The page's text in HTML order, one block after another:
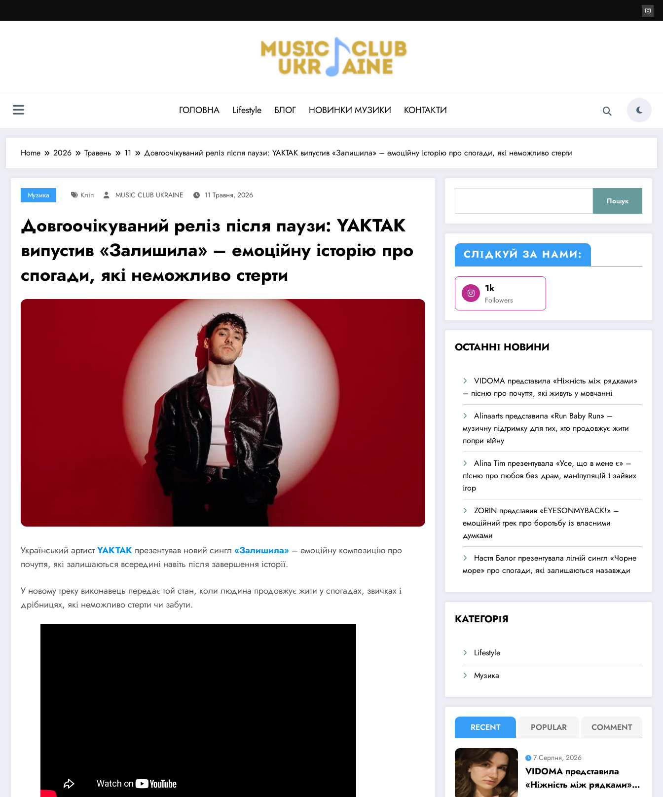
до
ГОЛОВНА Lifestyle БЛОГ НОВИНКИ МУЗИКИ КОНТАКТИ
Home 2026 Травень 11 Довгоочікуваний реліз після паузи: YAKTAK випустив «Залишила» – емоційну історію про спогади, які неможливо стерти
Музика Кліп MUSIC CLUB UKRAINE 11 Травня, 2026
Довгоочікуваний реліз після паузи: YAKTAK
випустив «Залишила» – емоційну історію про
спогади, які неможливо стерти
Український артистYAKTAK презентував новий сингл «Залишила» – емоційну композицію про
почуття, які залишаються всередині навіть після завершення історії.
У новому треку виконавець передає той стан, коли людина продовжує жити у спогадах, звичках і
дрібницях, які неможливо стерти чи забути.
Пошук
СЛІДКУЙ ЗА НАМИ:
1k
Followers
ОСТАННІ НОВИНИ
VIDOMA представила «Ніжність між рядками»
– пісню про почуття, які живуть у мовчанні
Alinaarts представила «Run Baby Run» –
музичну підтримку для тих, хто продовжує жити
попри війну
Alina Tim презентувала «Усе, що в мене є» –
пісню про любов без драм, маніпуляцій і зайвих
ігор
ZORIN представив «EYESONMYBACK!» –
емоційний трек про боротьбу із власними
думками
Настя Балог презентувала літній сингл «Чорне
море» про спогади, які залишаються назавжди
КАТЕГОРІЯ
Lifestyle
Музика
RECENT POPULAR COMMENT
7 Серпня, 2026
VIDOMA представила
«Ніжність між рядками»